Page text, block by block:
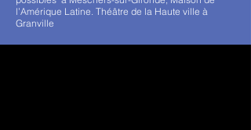
l’Amérique Latine. Théâtre de la Haute ville à
Granville